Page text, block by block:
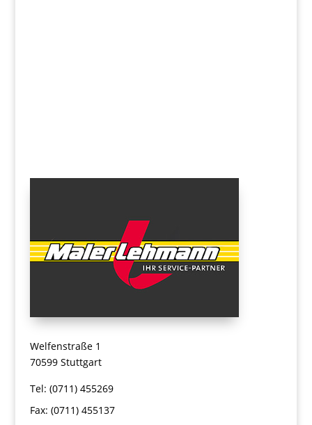
Welfenstraße 1
70599 Stuttgart
Tel: (0711) 455269
Fax: (0711) 455137